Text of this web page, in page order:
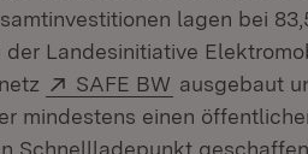
lagen bei
Landesinitiative
Extern:
SAFE BW (Öffnet in
ausgebaut
mindestens einen
Schnellladepunkt